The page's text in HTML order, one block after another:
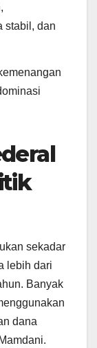
stabil, dan
sekadar
lebih dari
Banyak
dana